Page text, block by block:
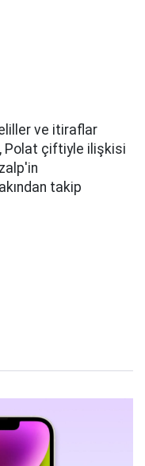
ve itiraflar
Polat çiftiyle ilişkisi
takip